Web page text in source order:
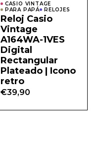
CASIO VINTAGE
PARA PAPÁ
RELOJES
Reloj Casio
Vintage
A164WA-1VES
Digital
Rectangular
Plateado | Icono
retro
€39,90